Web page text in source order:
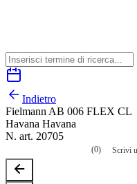
Indietro
Fielmann AB 006 FLEX CL
Havana Havana
N. art. 20705
valutazione
(0) Scrivi